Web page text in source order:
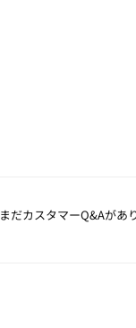
まだカスタマーQ&Aがあ